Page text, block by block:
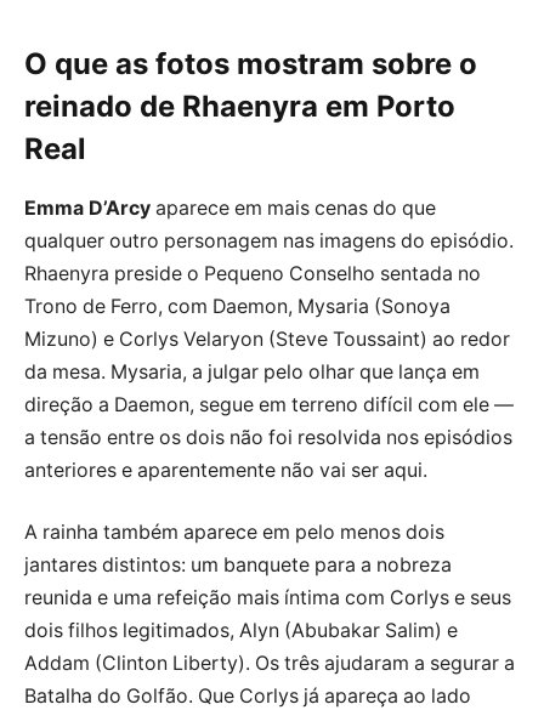
O que as fotos mostram sobre o
reinado de Rhaenyra em Porto
Real
Emma D’Arcy aparece em mais cenas do que
qualquer outro personagem nas imagens do episódio.
Rhaenyra preside o Pequeno Conselho sentada no
Trono de Ferro, com Daemon, Mysaria (Sonoya
Mizuno) e Corlys Velaryon (Steve Toussaint) ao redor
da mesa. Mysaria, a julgar pelo olhar que lança em
direção a Daemon, segue em terreno difícil com ele —
a tensão entre os dois não foi resolvida nos episódios
anteriores e aparentemente não vai ser aqui.
A rainha também aparece em pelo menos dois
jantares distintos: um banquete para a nobreza
reunida e uma refeição mais íntima com Corlys e seus
dois filhos legitimados, Alyn (Abubakar Salim) e
Addam (Clinton Liberty). Os três ajudaram a segurar a
Batalha do Golfão. Que Corlys já apareça ao lado